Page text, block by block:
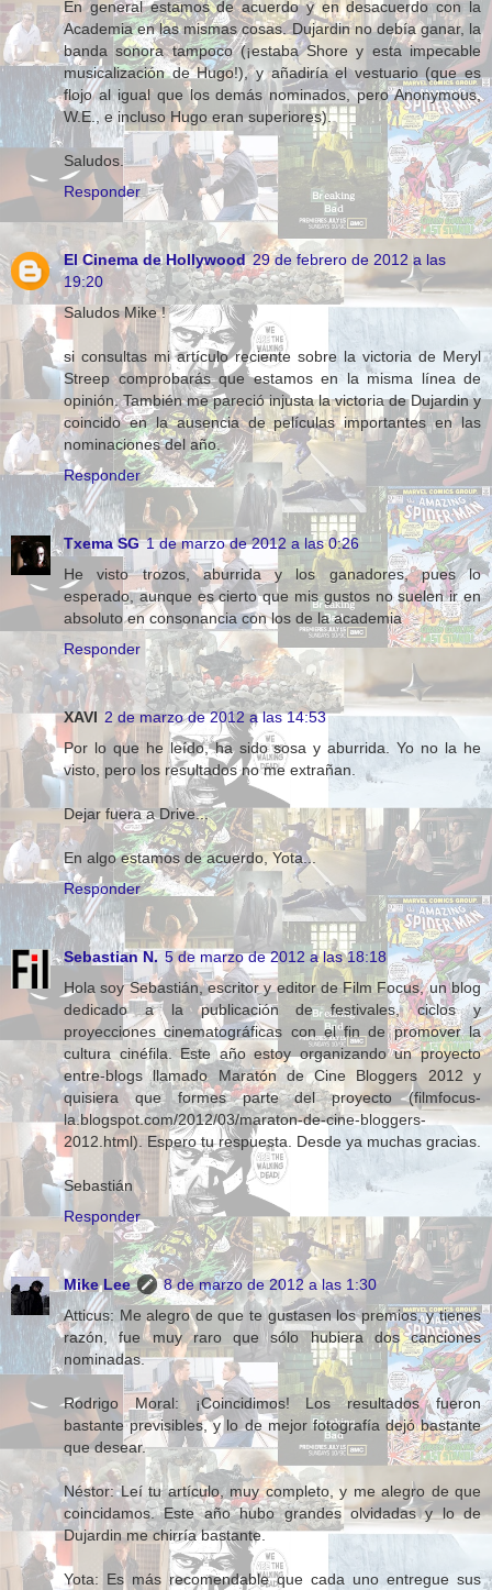
En general estamos de acuerdo y en desacuerdo con la
Academia en las mismas cosas. Dujardin no debía ganar, la
banda sonora tampoco (¡estaba Shore y esta impecable
musicalización de Hugo!), y añadiría el vestuario (que es
flojo al igual que los demás nominados, pero Anonymous,
W.E., e incluso Hugo eran superiores).
Saludos.
Responder
El Cinema de Hollywood 29 de febrero de 2012 a las
19:20
Saludos Mike !
si consultas mi artículo reciente sobre la victoria de Meryl
Streep comprobarás que estamos en la misma línea de
opinión. También me pareció injusta la victoria de Dujardin y
coincido en la ausencia de películas importantes en las
nominaciones del año.
Responder
Txema SG 1 de marzo de 2012 a las 0:26
He visto trozos, aburrida y los ganadores, pues lo
esperado, aunque es cierto que mis gustos no suelen ir en
absoluto en consonancia con los de la academia
Responder
XAVI 2 de marzo de 2012 a las 14:53
Por lo que he leído, ha sido sosa y aburrida. Yo no la he
visto, pero los resultados no me extrañan.
Dejar fuera a Drive...
En algo estamos de acuerdo, Yota...
Responder
Sebastian N. 5 de marzo de 2012 a las 18:18
Hola soy Sebastián, escritor y editor de Film Focus, un blog
dedicado a la publicación de festivales, ciclos y
proyecciones cinematográficas con el fin de promover la
cultura cinéfila. Este año estoy organizando un proyecto
entre-blogs llamado Maratón de Cine Bloggers 2012 y
quisiera que formes parte del proyecto (filmfocus-
la.blogspot.com/2012/03/maraton-de-cine-bloggers-
2012.html). Espero tu respuesta. Desde ya muchas gracias.
Sebastián
Responder
Mike Lee
8 de marzo de 2012 a las 1:30
Atticus: Me alegro de que te gustasen los premios, y tienes
razón, fue muy raro que sólo hubiera dos canciones
nominadas.
Rodrigo Moral: ¡Coincidimos! Los resultados fueron
bastante previsibles, y lo de mejor fotografía dejó bastante
que desear.
Néstor: Leí tu artículo, muy completo, y me alegro de que
coincidamos. Este año hubo grandes olvidadas y lo de
Dujardin me chirría bastante.
Yota: Es más recomendable que cada uno entregue sus